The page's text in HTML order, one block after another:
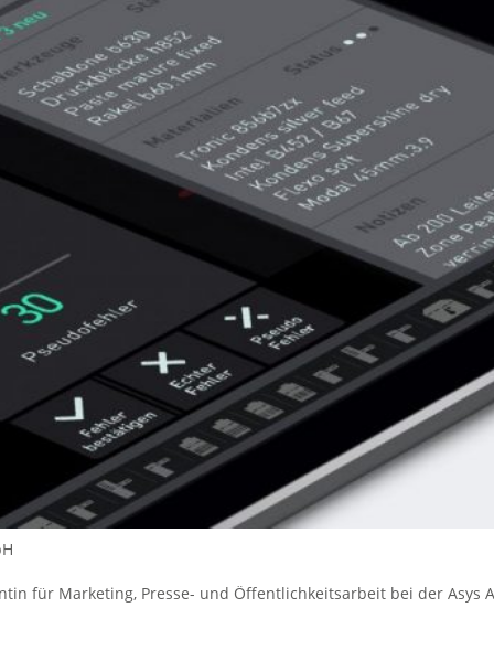
für Marketing, Presse- und Öffentlichkeitsarbeit bei der Asys